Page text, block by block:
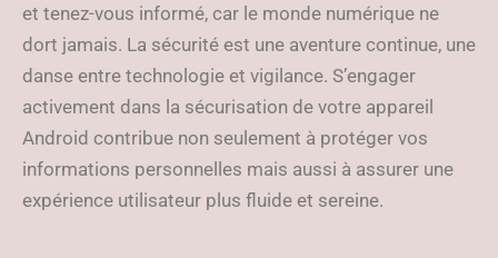
et tenez-vous informé, car le monde numérique ne
dort jamais. La sécurité est une aventure continue, une
danse entre technologie et vigilance. S’engager
activement dans la sécurisation de votre appareil
Android contribue non seulement à protéger vos
informations personnelles mais aussi à assurer une
expérience utilisateur plus fluide et sereine.